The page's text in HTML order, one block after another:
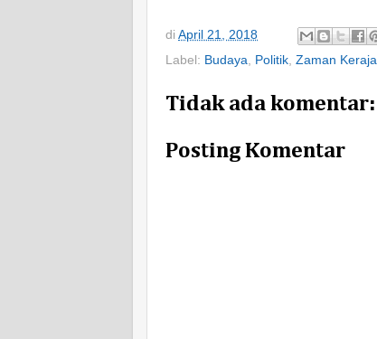
di April 21, 2018
Label: Budaya Politik Zaman
Tidak ada komentar:
Posting Komentar